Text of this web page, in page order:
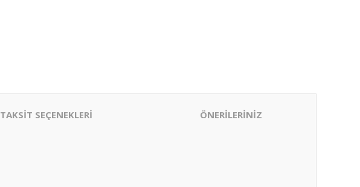
TAKSİT SEÇENEKLERİ ÖNERİLERİNİZ